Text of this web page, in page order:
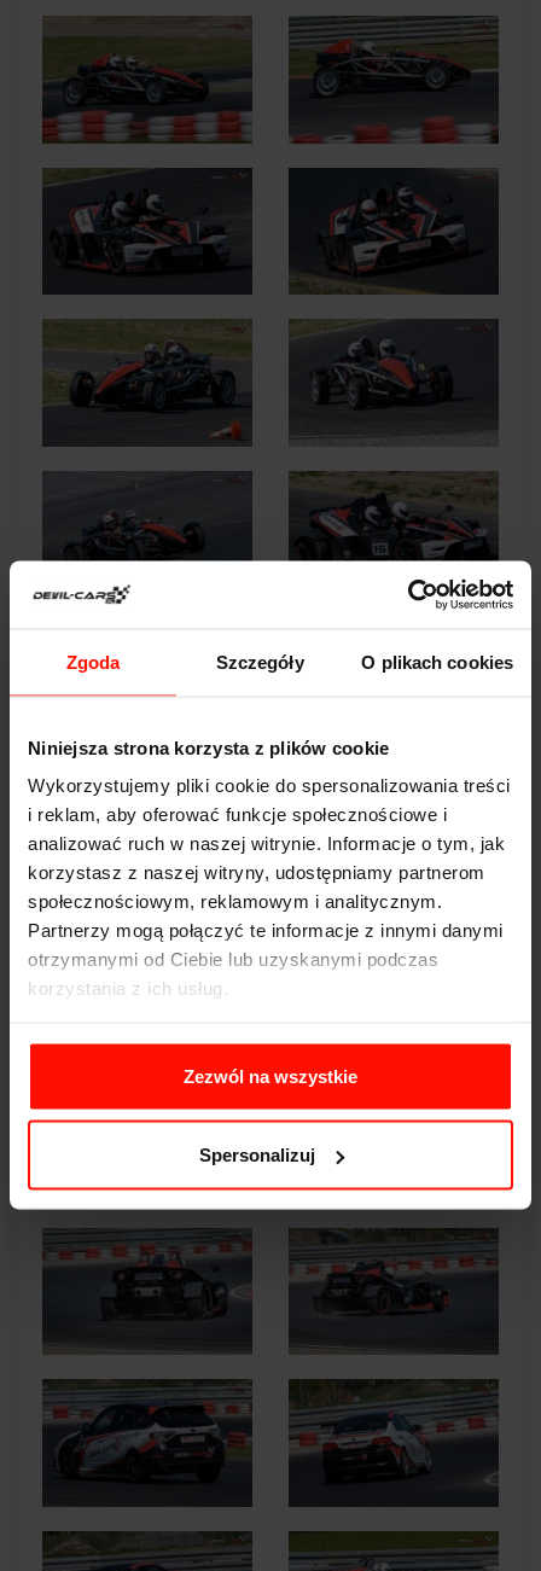
Zgoda Szczegóły O plikach cookies
Niniejsza strona korzysta z plików cookie
Wykorzystujemy pliki cookie do spersonalizowania treści
i reklam, aby oferować funkcje społecznościowe i
analizować ruch w naszej witrynie. Informacje o tym, jak
korzystasz z naszej witryny, udostępniamy partnerom
społecznościowym, reklamowym i analitycznym.
Partnerzy mogą połączyć te informacje z innymi danymi
otrzymanymi od Ciebie lub uzyskanymi podczas
korzystania z ich usług.
Zezwól na wszystkie
Spersonalizuj